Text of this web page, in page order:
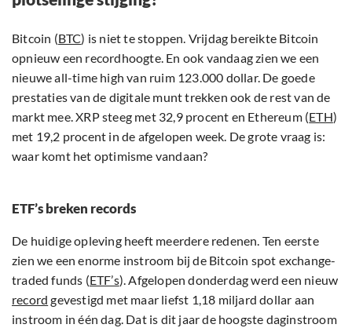
Bitcoin (BTC) is niet te stoppen. Vrijdag bereikte Bitcoin
opnieuw een recordhoogte. En ook vandaag zien we een
nieuwe all-time high van ruim 123.000 dollar. De goede
prestaties van de digitale munt trekken ook de rest van de
markt mee. XRP steeg met 32,9 procent en Ethereum (ETH)
met 19,2 procent in de afgelopen week. De grote vraag is:
waar komt het optimisme vandaan?
ETF’s breken records
De huidige opleving heeft meerdere redenen. Ten eerste
zien we een enorme instroom bij de Bitcoin spot exchange-
traded funds (ETF’s). Afgelopen donderdag werd een nieuw
record gevestigd met maar liefst 1,18 miljard dollar aan
instroom in één dag. Dat is dit jaar de hoogste daginstroom